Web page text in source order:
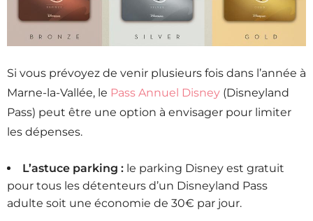
Si vous prévoyez de venir plusieurs fois dans l’année à
Marne-la-Vallée, le Pass Annuel Disney (Disneyland
Pass) peut être une option à envisager pour limiter
les dépenses.
L’astuce parking : le parking Disney est gratuit
pour tous les détenteurs d’un Disneyland Pass
adulte soit une économie de 30€ par jour.